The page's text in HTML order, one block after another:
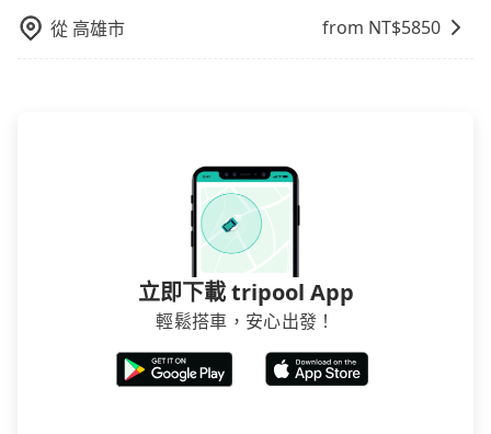
從 高雄市 from NT$5850
立即下載 tripool App
輕鬆搭車，安心出發！